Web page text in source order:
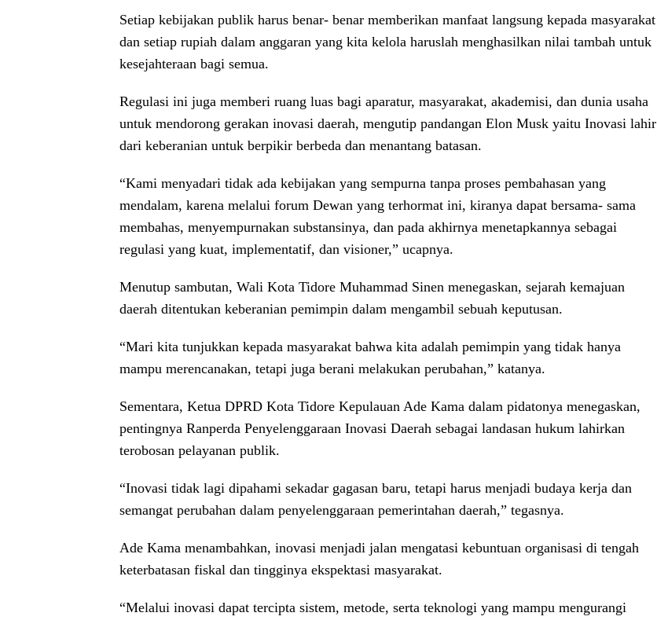
Setiap kebijakan publik harus benar- benar memberikan manfaat langsung kepada masyarakat
dan setiap rupiah dalam anggaran yang kita kelola haruslah menghasilkan nilai tambah untuk
kesejahteraan bagi semua.
Regulasi ini juga memberi ruang luas bagi aparatur, masyarakat, akademisi, dan dunia usaha
untuk mendorong gerakan inovasi daerah, mengutip pandangan Elon Musk yaitu Inovasi lahir
dari keberanian untuk berpikir berbeda dan menantang batasan.
“Kami menyadari tidak ada kebijakan yang sempurna tanpa proses pembahasan yang
mendalam, karena melalui forum Dewan yang terhormat ini, kiranya dapat bersama- sama
membahas, menyempurnakan substansinya, dan pada akhirnya menetapkannya sebagai
regulasi yang kuat, implementatif, dan visioner,” ucapnya.
Menutup sambutan, Wali Kota Tidore Muhammad Sinen menegaskan, sejarah kemajuan
daerah ditentukan keberanian pemimpin dalam mengambil sebuah keputusan.
“Mari kita tunjukkan kepada masyarakat bahwa kita adalah pemimpin yang tidak hanya
mampu merencanakan, tetapi juga berani melakukan perubahan,” katanya.
Sementara, Ketua DPRD Kota Tidore Kepulauan Ade Kama dalam pidatonya menegaskan,
pentingnya Ranperda Penyelenggaraan Inovasi Daerah sebagai landasan hukum lahirkan
terobosan pelayanan publik.
“Inovasi tidak lagi dipahami sekadar gagasan baru, tetapi harus menjadi budaya kerja dan
semangat perubahan dalam penyelenggaraan pemerintahan daerah,” tegasnya.
Ade Kama menambahkan, inovasi menjadi jalan mengatasi kebuntuan organisasi di tengah
keterbatasan fiskal dan tingginya ekspektasi masyarakat.
“Melalui inovasi dapat tercipta sistem, metode, serta teknologi yang mampu mengurangi